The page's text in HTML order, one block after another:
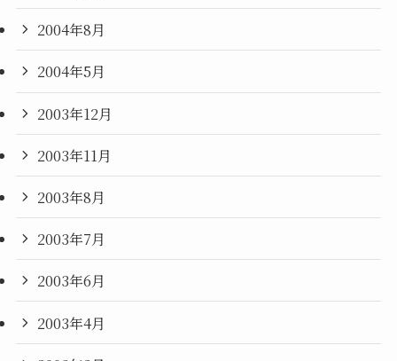
2004年8月
2004年5月
2003年12月
2003年11月
2003年8月
2003年7月
2003年6月
2003年4月